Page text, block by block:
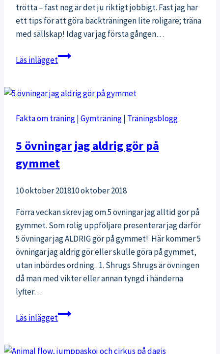
trötta – fast nog är det ju riktigt jobbigt. Fast jag har
ett tips för att göra backträningen lite roligare; träna
med sällskap! Idag var jag första gången…
Läs inläggetBackträning
Finland
Fakta om träning|Gymträning| Träningsblogg
5 övningar jag aldrig gör på
gymmet
10 oktober 201810 oktober 2018
Förra veckan skrev jag om 5 övningar jag alltid gör på
gymmet. Som rolig uppföljare presenterar jag därför
5 övningar jag ALDRIG gör på gymmet! Här kommer 5
övningar jag aldrig gör eller skulle göra på gymmet,
utan inbördes ordning. 1. Shrugs Shrugs är övningen
då man med vikter eller annan tyngd i händerna
lyfter…
Läs inlägget5